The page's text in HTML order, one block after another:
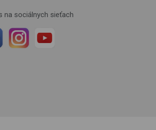
na sociálnych sieťach